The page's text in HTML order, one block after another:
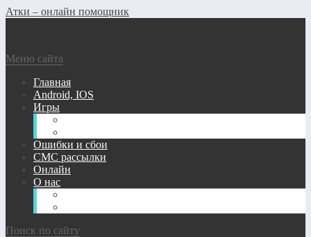
Атки – онлайн помощник
Меню сайта
Главная
Android, IOS
Игры
Ошибки и сбои
СМС рассылки
Онлайн
О нас
Поиск по сайту